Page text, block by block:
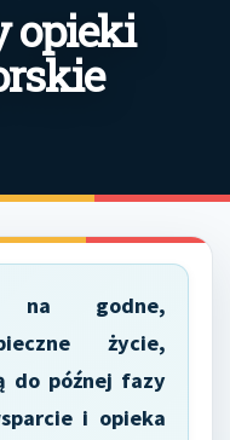
opieki
na godne,
życie,
do późnej fazy
i opieka